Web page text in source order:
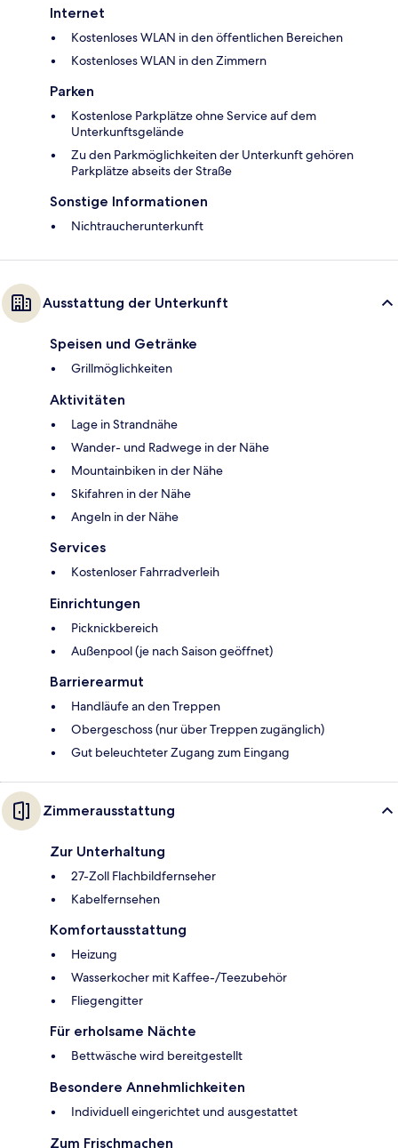
Internet
Kostenloses WLAN in den öffentlichen Bereichen
Kostenloses WLAN in den Zimmern
Parken
Kostenlose Parkplätze ohne Service auf dem
Unterkunftsgelände
Zu den Parkmöglichkeiten der Unterkunft gehören
Parkplätze abseits der Straße
Sonstige Informationen
Nichtraucherunterkunft
Ausstattung der Unterkunft
Speisen und Getränke
Grillmöglichkeiten
Aktivitäten
Lage in Strandnähe
Wander- und Radwege in der Nähe
Mountainbiken in der Nähe
Skifahren in der Nähe
Angeln in der Nähe
Services
Kostenloser Fahrradverleih
Einrichtungen
Picknickbereich
Außenpool (je nach Saison geöffnet)
Barrierearmut
Handläufe an den Treppen
Obergeschoss (nur über Treppen zugänglich)
Gut beleuchteter Zugang zum Eingang
Zimmerausstattung
Zur Unterhaltung
27-Zoll Flachbildfernseher
Kabelfernsehen
Komfortausstattung
Heizung
Wasserkocher mit Kaffee-/Teezubehör
Fliegengitter
Für erholsame Nächte
Bettwäsche wird bereitgestellt
Besondere Annehmlichkeiten
Individuell eingerichtet und ausgestattet
Zum Frischmachen